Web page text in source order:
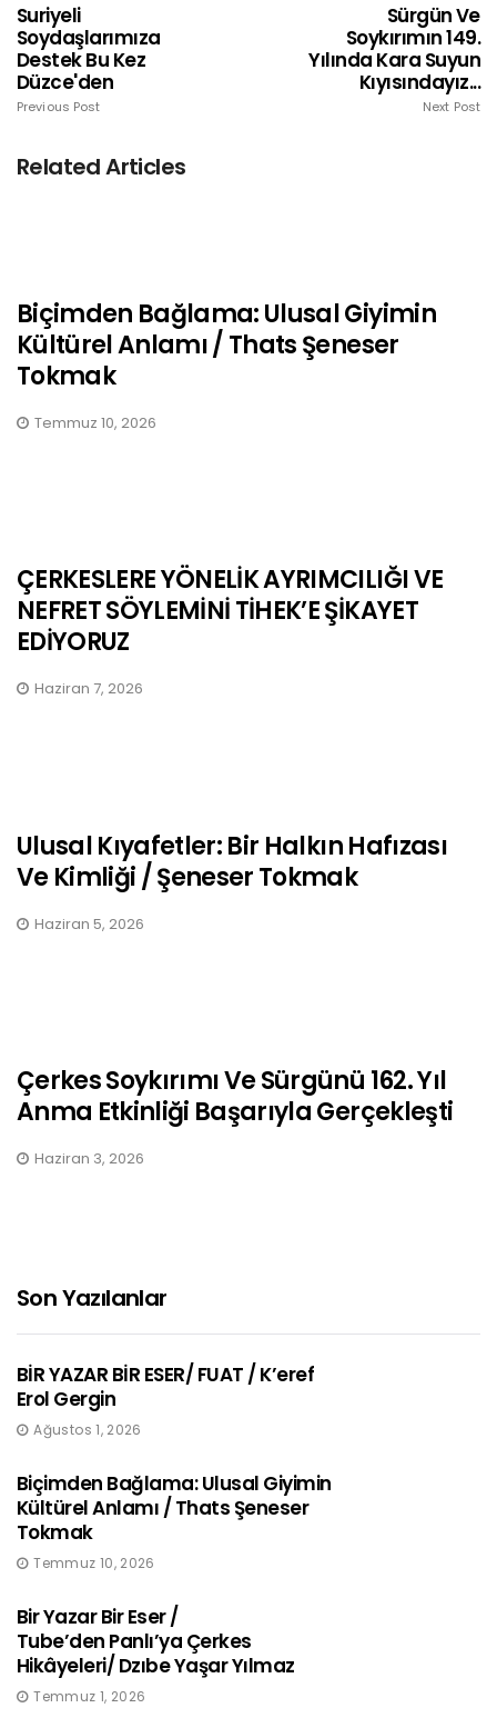
Suriyeli
Soydaşlarımıza
Destek Bu Kez
Düzce'den
Previous Post
Sürgün Ve
Soykırımın 149.
Yılında Kara Suyun
Kıyısındayız...
Next Post
Related Articles
Biçimden Bağlama: Ulusal Giyimin
Kültürel Anlamı / Thats Şeneser
Tokmak
Temmuz 10, 2026
ÇERKESLERE YÖNELİK AYRIMCILIĞI VE
NEFRET SÖYLEMİNİ TİHEK’E ŞİKAYET
EDİYORUZ
Haziran 7, 2026
Ulusal Kıyafetler: Bir Halkın Hafızası
Ve Kimliği / Şeneser Tokmak
Haziran 5, 2026
Çerkes Soykırımı Ve Sürgünü 162. Yıl
Anma Etkinliği Başarıyla Gerçekleşti
Haziran 3, 2026
Son Yazılanlar
BİR YAZAR BİR ESER/ FUAT / K’eref
Erol Gergin
Ağustos 1, 2026
Biçimden Bağlama: Ulusal Giyimin
Kültürel Anlamı / Thats Şeneser
Tokmak
Temmuz 10, 2026
Bir Yazar Bir Eser /
Tube’den Panlı’ya Çerkes
Hikâyeleri/ Dzıbe Yaşar Yılmaz
Temmuz 1, 2026